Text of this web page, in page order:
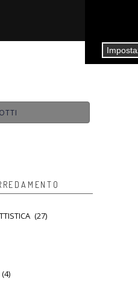
(27)
(4)